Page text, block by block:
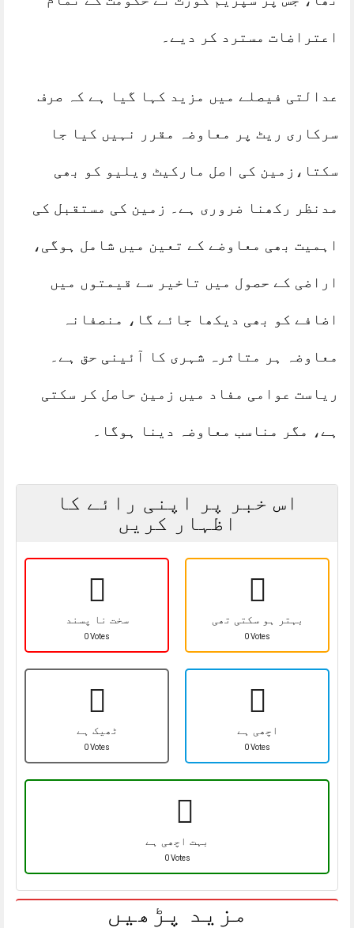
اعتراضات مسترد کر دیے۔
عدالتی فیصلے میں مزید کہا گیا ہے کہ صرف
سرکاری ریٹ پر معاوضہ مقرر نہیں کیا جا
سکتا،زمین کی اصل مارکیٹ ویلیو کو بھی
مدنظر رکھنا ضروری ہے۔ زمین کی مستقبل کی
اہمیت بھی معاوضے کے تعین میں شامل ہوگی،
اراضی کے حصول میں تاخیر سے قیمتوں میں
اضافے کو بھی دیکھا جائے گا، منصفانہ
معاوضہ ہر متاثرہ شہری کا آئینی حق ہے۔
ریاست عوامی مفاد میں زمین حاصل کر سکتی
ہے، مگر مناسب معاوضہ دینا ہوگا۔
اس خبر پر اپنی رائے کا
اظہار کریں
سخت نا پسند
0 Votes
بہتر ہو سکتی تھی
0 Votes
ٹھیک ہے
0 Votes
اچھی ہے
0 Votes
بہت اچھی ہے
0 Votes
مزید پڑھیں